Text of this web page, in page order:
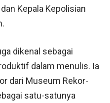
Kepala Kepolisian
dikenal sebagai
dalam menulis. Ia
dari Museum Rekor-
satu-satunya